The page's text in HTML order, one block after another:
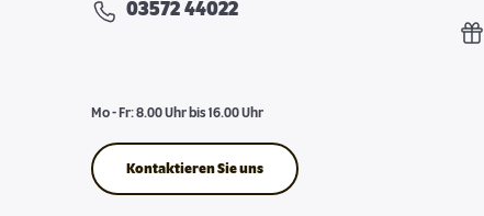
03572 44022
Mo - Fr: 8.00 Uhr bis 16.00 Uhr
Kontaktieren Sie uns